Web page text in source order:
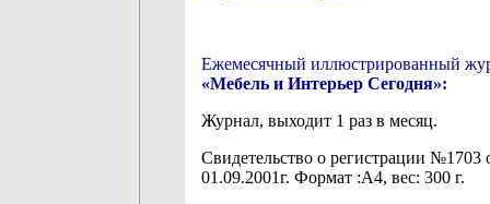
Ежемесячный иллюстрированный
«Мебель и Интерьер Сегодня»:
Журнал, выходит 1 раз в месяц.
Свидетельство о регистрации №1703
01.09.2001г. Формат :А4, вес: 300 г.